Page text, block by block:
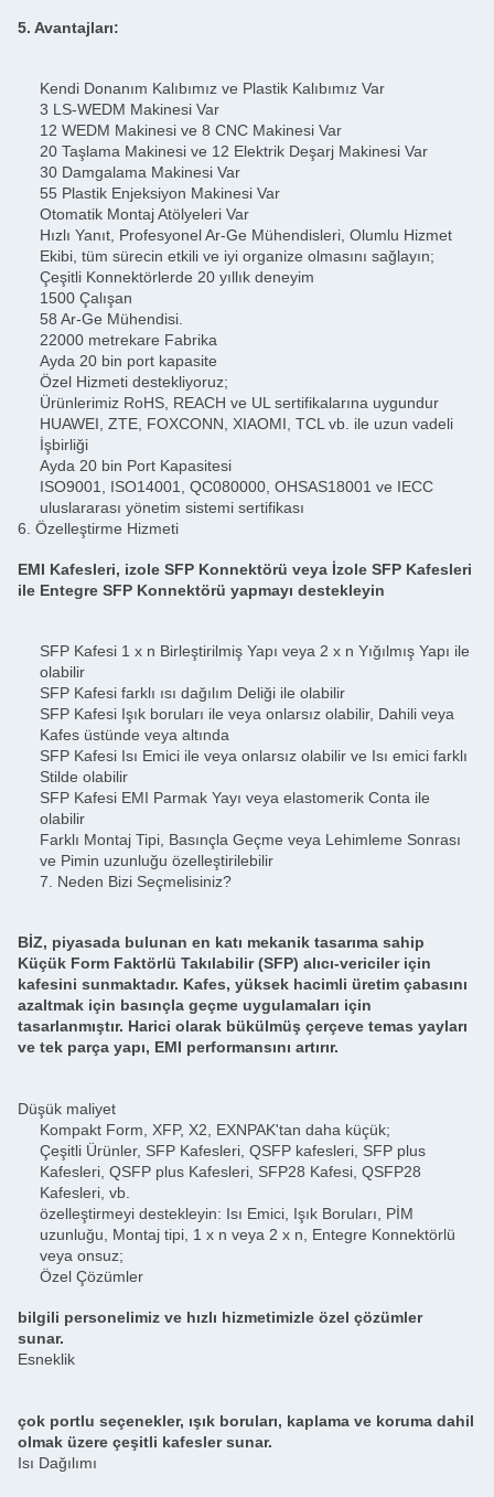
5. Avantajları:
Kendi Donanım Kalıbımız ve Plastik Kalıbımız Var
3 LS-WEDM Makinesi Var
12 WEDM Makinesi ve 8 CNC Makinesi Var
20 Taşlama Makinesi ve 12 Elektrik Deşarj Makinesi Var
30 Damgalama Makinesi Var
55 Plastik Enjeksiyon Makinesi Var
Otomatik Montaj Atölyeleri Var
Hızlı Yanıt, Profesyonel Ar-Ge Mühendisleri, Olumlu Hizmet
Ekibi, tüm sürecin etkili ve iyi organize olmasını sağlayın;
Çeşitli Konnektörlerde 20 yıllık deneyim
1500 Çalışan
58 Ar-Ge Mühendisi.
22000 metrekare Fabrika
Ayda 20 bin port kapasite
Özel Hizmeti destekliyoruz;
Ürünlerimiz RoHS, REACH ve UL sertifikalarına uygundur
HUAWEI, ZTE, FOXCONN, XIAOMI, TCL vb. ile uzun vadeli
İşbirliği
Ayda 20 bin Port Kapasitesi
ISO9001, ISO14001, QC080000, OHSAS18001 ve IECC
uluslararası yönetim sistemi sertifikası
6. Özelleştirme Hizmeti
EMI Kafesleri, izole SFP Konnektörü veya İzole SFP Kafesleri
ile Entegre SFP Konnektörü yapmayı destekleyin
SFP Kafesi 1 x n Birleştirilmiş Yapı veya 2 x n Yığılmış Yapı ile
olabilir
SFP Kafesi farklı ısı dağılım Deliği ile olabilir
SFP Kafesi Işık boruları ile veya onlarsız olabilir, Dahili veya
Kafes üstünde veya altında
SFP Kafesi Isı Emici ile veya onlarsız olabilir ve Isı emici farklı
Stilde olabilir
SFP Kafesi EMI Parmak Yayı veya elastomerik Conta ile
olabilir
Farklı Montaj Tipi, Basınçla Geçme veya Lehimleme Sonrası
ve Pimin uzunluğu özelleştirilebilir
7. Neden Bizi Seçmelisiniz?
BİZ, piyasada bulunan en katı mekanik tasarıma sahip
Küçük Form Faktörlü Takılabilir (SFP) alıcı-vericiler için
kafesini sunmaktadır. Kafes, yüksek hacimli üretim çabasını
azaltmak için basınçla geçme uygulamaları için
tasarlanmıştır. Harici olarak bükülmüş çerçeve temas yayları
ve tek parça yapı, EMI performansını artırır.
Düşük maliyet
Kompakt Form, XFP, X2, EXNPAK'tan daha küçük;
Çeşitli Ürünler, SFP Kafesleri, QSFP kafesleri, SFP plus
Kafesleri, QSFP plus Kafesleri, SFP28 Kafesi, QSFP28
Kafesleri, vb.
özelleştirmeyi destekleyin: Isı Emici, Işık Boruları, PİM
uzunluğu, Montaj tipi, 1 x n veya 2 x n, Entegre Konnektörlü
veya onsuz;
Özel Çözümler
bilgili personelimiz ve hızlı hizmetimizle özel çözümler
sunar.
Esneklik
çok portlu seçenekler, ışık boruları, kaplama ve koruma dahil
olmak üzere çeşitli kafesler sunar.
Isı Dağılımı